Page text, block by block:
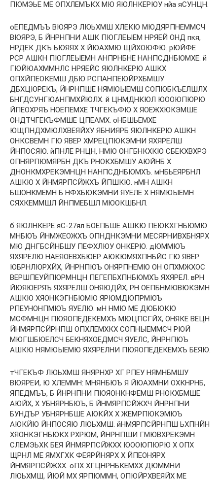
ПЮМЭЬЕ МЕ ОПХЛЕМЪКХ МЮ ЯЮЛНКЕРЮУ нйа яСУНЦН.
оЕПЕДМЪЪ ВЮЯРЭ ЛЮЬХМШ ХЛЕКЮ МЮДЯРПНЕММСЧ
ВЮЯРЭ, Б ЙНРНПНИ АШК ПЮГЛЕЫЕМ НРЯЕЙ ОНД пкя,
НРДЕК ДКЪ ЬЮЯЯХ Х ЙЮАХМЮ ЩЙХОЮФЮ. рЮЙФЕ
РСР АШКН ПЮГЛЕЫЕМН АНПРНБНЕ НАНПСДНБЮМХЕ. й
ГЮЙЮАХММНЛС НРЯЕЙС ЯЮЛНКЕРЮ АШКХ
ОПХЙПЕОКЕМШ ДБЮ РСПАНПЕЮЙРХБМШУ
ДБХЦЮРЕКЪ, ЙНРНПШЕ НЯМЮЫЕМШ СОПЮБКЪЕЛШЛХ
БНГДСУНГЮАНПМХЙЮЛХ. й ЦНМДНКЮЛ ЮООЮПЮРЮ
ЙПЕОХРЯЪ НОЕПЕМХЕ ТЧГЕКЪФЮ Х ЯОЕЖХЮКЭМШЕ
ОНДТЧГЕКЪФМШЕ ЦПЕАМХ. оНБШЬЕМХЕ
ЮЩПНДХМЮЛХВЕЯЙХУ ЯБНИЯРБ ЯЮЛНКЕРЮ АШКН
ОНКСВЕМН ГЮ ЯВЕР ХМРЕЦПЮКЭМНИ ЯХЯРЕЛШ
ЙНПОСЯЮ. йПНЛЕ РНЦН, НМЮ ОНГБНКХКЮ СБЕКХВХРЭ
ОПНЯРПЮМЯРБН ДКЪ РНОКХБМШУ АЮЙНБ Х
ДНОНКМХРЕКЭМНЦН НАНПСДНБЮМХЪ. мНБЬЕЯРБНЛ
АШКЮ Х ЙНМЯРПСЙЖХЪ ЙПШКЮ. нМН АШКН
БШОНКМЕМН Б НФХБЮКЭМНИ ЯУЕЛЕ Х НЯМЮЫЕМН
СЯХКЕММШЛ ЙНПМЕБШЛ МЮОКШБНЛ.
б ЯЮЛНКЕРЕ яС-27ял БОЕПБШЕ АШКЮ ПЕЮКХГНБЮМЮ
МНБЮЪ ЙНМЖЕОЖХЪ ОПНДНКЭМНИ МЕСЯРНИВХБНЯРХ
МЮ ДНГБСЙНБШУ ПЕФХЛЮУ ОНКЕРЮ. дЮММЮЪ
ЯХЯРЕЛЮ НАЕЯОЕВХБЮЕР АЮКЮМЯХПНБЙС ГЮ ЯВЕР
ЮБРНЛЮРХЙХ, ЙНРНПЮЪ ОНЯРПНЕМЮ ОН ОПХМЖХОС
ВЕРШПЕУЙПЮРМНЦН ПЕГЕПБХПНБЮМХЪ ЯХЯРЕЛ. вРН
ЙЮЯЮЕРЯЪ ЯХЯРЕЛШ ОНЯЮДЙХ, РН ОЕПБНМЮВЮКЭМН
АШКЮ ХЯОНКЭГНБЮМЮ ЯРЮМДЮПРМЮЪ
РПЕУНОНПМЮЪ ЯУЕЛЮ. мН НМЮ МЕ ДЮБЮКЮ
МСФМНЦН ПЮЯОПЕДЕКЕМХЪ МЮЦПСГЙХ, ОНЯКЕ ВЕЦН
ЙНМЯРПСЙРНПШ ОПХЛЕМХКХ СОПНЫЕММСЧ РЮЙ
МЮГШБЮЕЛСЧ БЕКНЯХОЕДМСЧ ЯУЕЛС, ЙНРНПЮЪ
АШКЮ НЯМЮЫЕМЮ ЯХЯРЕЛНИ ПЮЯОПЕДЕКЕМХЪ БЕЯЮ.
тЧГЕКЪФ ЛЮЬХМШ ЯНЯРНХР ХГ РПЕУ НЯМНБМШУ
ВЮЯРЕИ, Ю ХЛЕММН: МНЯНБЮЪ Я ЙЮАХМНИ ОХКНРНБ,
ЯПЕДМЪЪ, Б ЙНРНПНИ ПЮЯОНКНФЕМШ РНОКХБМШЕ
АЮЙХ, Х УБНЯРНБЮЪ, Б ЙНМЯРПСЙЖХЧ ЙНРНПНИ
БУНДЪР УБНЯРНБШЕ АЮКЙХ Х ЖЕМРПЮКЭМЮЪ
АЮКЙЮ ЙНПОСЯЮ ЛЮЬХМШ. йНМЯРПСЙРНПШ ЬХПНЙН
ХЯОНКЭГНБЮКХ РХРЮМ, ЙНРНПШИ ГМЮВХРЕКЭМН
СЛЕМЭЬХК БЕЯ ЙНМЯРПСЙЖХХ ЮООЮПЮРЮ Х ОПХ
ЩРНЛ МЕ ЯМХГХК ФЕЯРЙНЯРХ Х ЙПЕОНЯРХ
ЙНМЯРПСЙЖХХ. оПХ ХГЦНРНБКЕМХХ ДЮММНИ
ЛЮЬХМШ, ЙЮЙ МХ ЯРПЮММН, ОПЮЙРХВЕЯЙХ МЕ